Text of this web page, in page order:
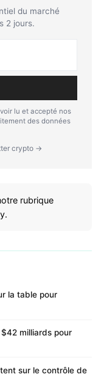
du marché
2 jours.
lu et accepté nos
des données
crypto →
rubrique
la table pour
milliards pour
sur le contrôle de